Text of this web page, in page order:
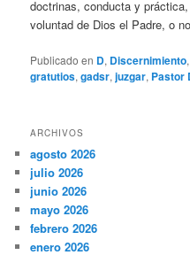
doctrinas, conducta y
voluntad de Dios el Padre, o
Publicado en D, Discernimiento
gratutios,gadsr,juzgar, Pastor
ARCHIVOS
agosto 2026
julio 2026
junio 2026
mayo 2026
febrero 2026
enero 2026